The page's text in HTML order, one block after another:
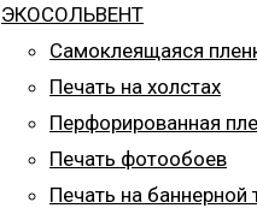
ЭКОСОЛЬВЕНТ
Самоклеящаяся
Печать на холстах
Перфорированная
Печать фотообоев
Печать на баннерной